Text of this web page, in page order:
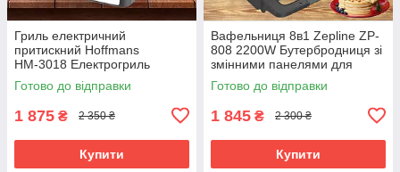
Гриль електричний
притискний Hoffmans
НМ-3018 Електрогриль
контактний 2200W з
антипригарним покриттям
Готово до відправки
1 875 ₴ 2 350 ₴
Купити
Вафельниця 8в1 Zepline ZP-
808 2200W Бутербродниця зі
змінними панелями для
пончиків котлет печива гриль
горішниця
Готово до відправки
1 845 ₴ 2 300 ₴
Купити